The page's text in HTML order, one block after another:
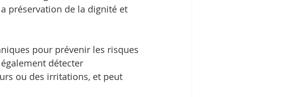
préservation de la dignité et
pour prévenir les risques
détecter
ou des irritations, et peut